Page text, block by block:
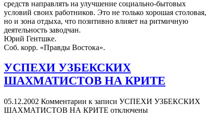
средств направлять на улучшение социально-бытовых
условий своих работников. Это не только хорошая столовая,
но и зона отдыха, что позитивно влияет на ритмичную
деятельность заводчан.
Юрий Гентшке.
Соб. корр. «Правды Востока».
УСПЕХИ УЗБЕКСКИХ
ШАХМАТИСТОВ НА КРИТЕ
05.12.2002 Комментарии к записи УСПЕХИ УЗБЕКСКИХ
ШАХМАТИСТОВ НА КРИТЕ отключены